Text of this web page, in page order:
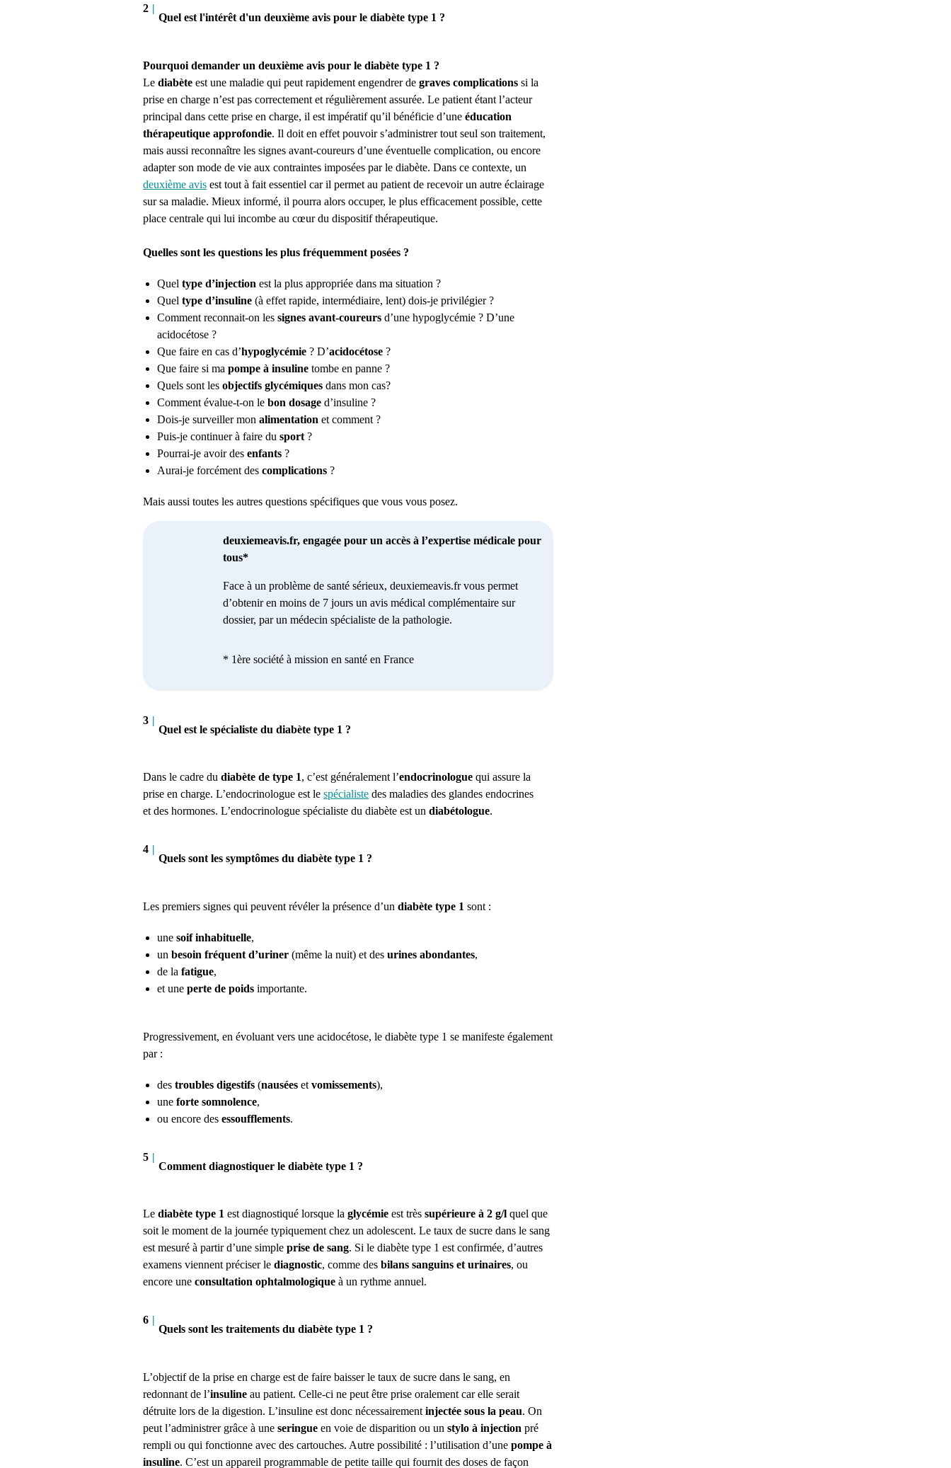
2 |
Quel est l'intérêt d'un deuxième avis pour le diabète type 1 ?
Pourquoi demander un deuxième avis pour le diabète type 1 ?
Le diabète est une maladie qui peut rapidement engendrer de graves complications si la
prise en charge n’est pas correctement et régulièrement assurée. Le patient étant l’acteur
principal dans cette prise en charge, il est impératif qu’il bénéficie d’une éducation
thérapeutique approfondie. Il doit en effet pouvoir s’administrer tout seul son traitement,
mais aussi reconnaître les signes avant-coureurs d’une éventuelle complication, ou encore
adapter son mode de vie aux contraintes imposées par le diabète. Dans ce contexte, un
deuxième avis est tout à fait essentiel car il permet au patient de recevoir un autre éclairage
sur sa maladie. Mieux informé, il pourra alors occuper, le plus efficacement possible, cette
place centrale qui lui incombe au cœur du dispositif thérapeutique.
Quelles sont les questions les plus fréquemment posées ?
Quel type d’injection est la plus appropriée dans ma situation ?
Quel type d’insuline (à effet rapide, intermédiaire, lent) dois-je privilégier ?
Comment reconnait-on les signes avant-coureurs d’une hypoglycémie ? D’une
acidocétose ?
Que faire en cas d’hypoglycémie ? D’acidocétose ?
Que faire si ma pompe à insuline tombe en panne ?
Quels sont les objectifs glycémiques dans mon cas?
Comment évalue-t-on le bon dosage d’insuline ?
Dois-je surveiller mon alimentation et comment ?
Puis-je continuer à faire du sport ?
Pourrai-je avoir des enfants ?
Aurai-je forcément des complications ?
Mais aussi toutes les autres questions spécifiques que vous vous posez.
deuxiemeavis.fr, engagée pour un accès à l’expertise médicale pour
tous*
Face à un problème de santé sérieux, deuxiemeavis.fr vous permet
d’obtenir en moins de 7 jours un avis médical complémentaire sur
dossier, par un médecin spécialiste de la pathologie.
* 1ère société à mission en santé en France
3 |
Quel est le spécialiste du diabète type 1 ?
Dans le cadre du diabète de type 1, c’est généralement l’endocrinologue qui assure la
prise en charge. L’endocrinologue est le spécialiste des maladies des glandes endocrines
et des hormones. L’endocrinologue spécialiste du diabète est un diabétologue.
4 |
Quels sont les symptômes du diabète type 1 ?
Les premiers signes qui peuvent révéler la présence d’un diabète type 1 sont :
une soif inhabituelle,
un besoin fréquent d’uriner (même la nuit) et des urines abondantes,
de la fatigue,
et une perte de poids importante.
Progressivement, en évoluant vers une acidocétose, le diabète type 1 se manifeste également
par :
des troubles digestifs (nausées et vomissements),
une forte somnolence,
ou encore des essoufflements.
5 |
Comment diagnostiquer le diabète type 1 ?
Le diabète type 1 est diagnostiqué lorsque la glycémie est très supérieure à 2 g/l quel que
soit le moment de la journée typiquement chez un adolescent. Le taux de sucre dans le sang
est mesuré à partir d’une simple prise de sang. Si le diabète type 1 est confirmée, d’autres
examens viennent préciser le diagnostic, comme des bilans sanguins et urinaires, ou
encore une consultation ophtalmologique à un rythme annuel.
6 |
Quels sont les traitements du diabète type 1 ?
L’objectif de la prise en charge est de faire baisser le taux de sucre dans le sang, en
redonnant de l’insuline au patient. Celle-ci ne peut être prise oralement car elle serait
détruite lors de la digestion. L’insuline est donc nécessairement injectée sous la peau. On
peut l’administrer grâce à une seringue en voie de disparition ou un stylo à injection pré
rempli ou qui fonctionne avec des cartouches. Autre possibilité : l’utilisation d’une pompe à
insuline. C’est un appareil programmable de petite taille qui fournit des doses de façon